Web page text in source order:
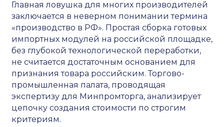
Главная ловушка для многих производителей
заключается в неверном понимании термина
«производство в РФ». Простая сборка готовых
импортных модулей на российской площадке,
без глубокой технологической переработки,
не считается достаточным основанием для
признания товара российским. Торгово-
промышленная палата, проводящая
экспертизу для Минпромторга, анализирует
цепочку создания стоимости по строгим
критериям.